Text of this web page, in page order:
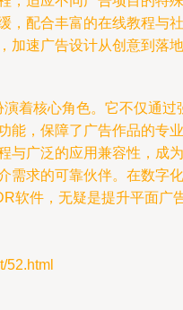
，配合丰富的在线教程与社
加速广告设计从创意到落地
着核心角色。它不仅通过
能，保障了广告作品的专业
与广泛的应用兼容性，成为
需求的可靠伙伴。在数字化
软件，无疑是提升平面广
52.html